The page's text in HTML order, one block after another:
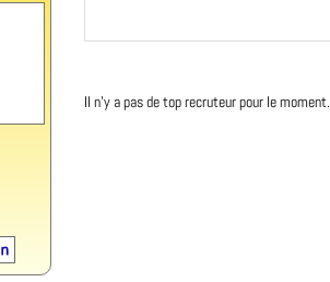
Il n'y a pas de top recruteur pour le moment.